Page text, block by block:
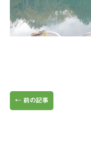
← 前の記事